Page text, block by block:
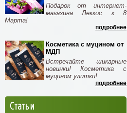
Подарок от интернет-
магазина Леккос к 8
Марта!
подробнее
Косметика с муцином от
МДП
Встречайте шикарные
новинки! Косметика с
муцином улитки!
подробнее
Статьи